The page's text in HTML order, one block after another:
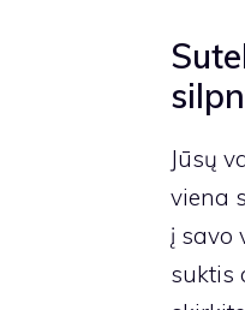
Jūsų
viena
į savo
suktis